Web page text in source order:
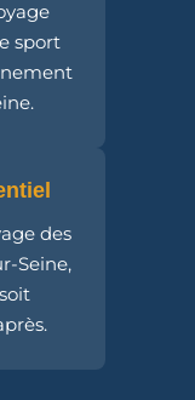
sport
des
Seine,